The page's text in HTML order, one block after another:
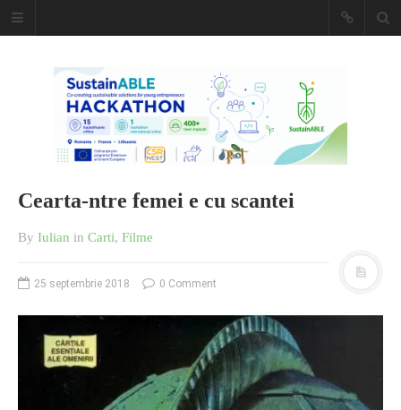
Caiet de
insemnari
DESCARCĂ!
Cearta-ntre femei e cu scantei
By Iulian in Carti, Filme
25 septembrie 2018 0 Comment